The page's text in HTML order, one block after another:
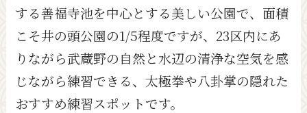
する善福寺池を中心とする美しい公園で、面積
こそ井の頭公園の1/5程度ですが、23区内にあ
りながら武蔵野の自然と水辺の清浄な空気を感
じながら練習できる、太極拳や八卦掌の隠れた
おすすめ練習スポットです。